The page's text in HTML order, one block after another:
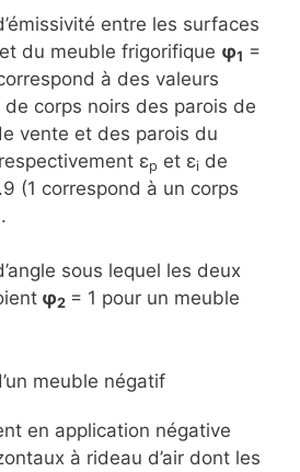
entre les surfaces
du meuble frigorifique φ1 =
à des valeurs
de corps noirs des parois de
vente et des parois du
εp et εi de
(1 correspond à un corps
sous lequel les deux
φ2 = 1 pour un meuble
meuble négatif
en application négative
à rideau d’air dont les